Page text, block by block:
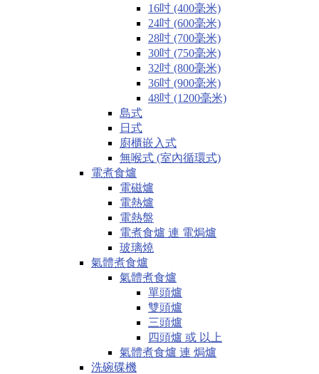
16吋 (400毫米)
24吋 (600毫米)
28吋 (700毫米)
30吋 (750毫米)
32吋 (800毫米)
36吋 (900毫米)
48吋 (1200毫米)
島式
日式
廚櫃嵌入式
無喉式 (室內循環式)
電煮食爐
電磁爐
電熱爐
電熱盤
電煮食爐 連 電焗爐
玻璃燒
氣體煮食爐
氣體煮食爐
單頭爐
雙頭爐
三頭爐
四頭爐 或 以上
氣體煮食爐 連 焗爐
洗碗碟機